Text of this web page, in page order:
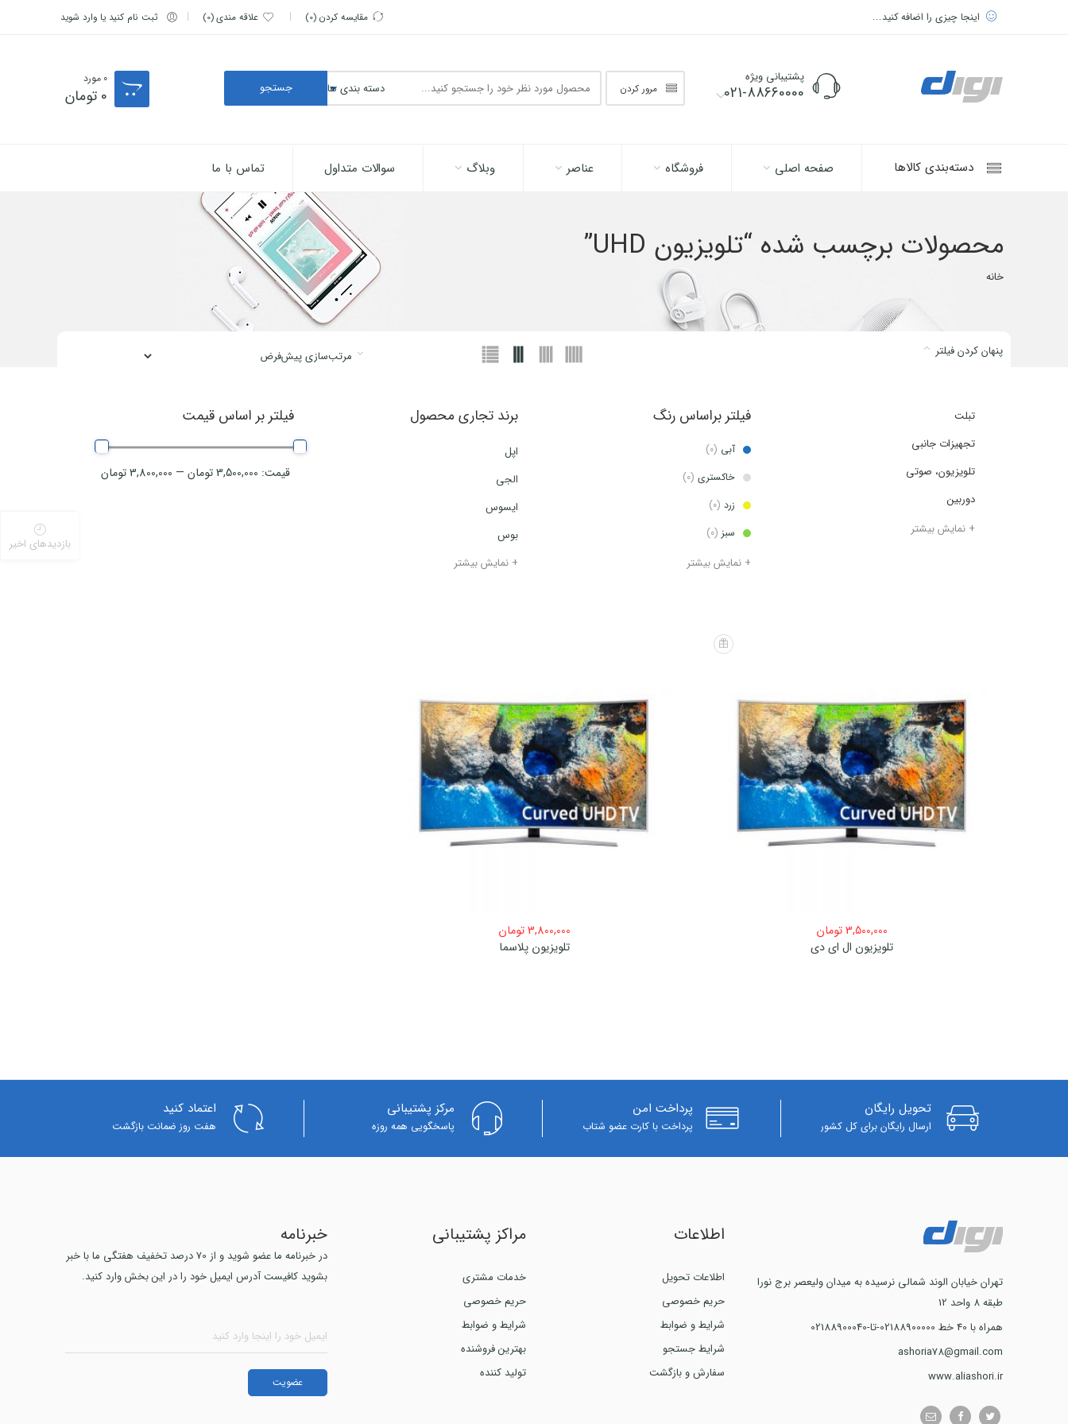
اینجا چیزی را اضافه کنید... مقایسه کردن 0 علاقه مندی 0 ثبت نام کنید یا وارد شوید
پشتیبانی ویژه
021-88660000 مرور کردن
جستجو
اینجا
0 مورد
0 تومان
دسته‌بندی کالاها صفحه اصلی فروشگاه عناصر وبلاگ سوالات متداول تماس با ما
محصولات برچسب شده “تلویزیون UHD”
خانه
پنهان کردن فیلتر
تبلت
تجهیزات جانبی
تلویزیون، صوتی
دوربین
+ نمایش بیشتر
فیلتر براساس رنگ
آبی (0)
خاکستری (0)
زرد (0)
سبز (0)
+ نمایش بیشتر
برند تجاری محصول
اپل
الجی
ایسوس
بوس
+ نمایش بیشتر
فیلتر بر اساس قیمت
قیمت: 3,500,000 تومان — 3,800,000 تومان
3,500,000تومان
تلویزیون ال ای دی
3,800,000 تومان
تلویزیون پلاسما
تحویل رایگان
ارسال رایگان برای کل کشور
پرداخت امن
پرداخت با کارت عضو شتاب
مرکز پشتیبانی
پاسخگویی همه روزه
اعتماد کنید
هفت روز ضمانت بازگشت
تهران خیابان الوند شمالی نرسیده به میدان ولیعصر برج نورا
طبقه 8 واحد 12
همراه با 40 خط 02188900000-تا-02188900040
ashoria78@gmail.com
www.aliashori.ir
اطلاعات
اطلاعات تحویل
حریم خصوصی
شرایط و ضوابط
شرایط جستجو
سفارش و بازگشت
مراکز پشتیبانی
خدمات مشتری
حریم خصوصی
شرایط و ضوابط
بهترین فروشنده
تولید کننده
خبرنامه
در خبرنامه ما عضو شوید و از 70 درصد تخفیف هفتگی ما با خبر
بشوید کافیست آدرس ایمیل خود را در این بخش وارد کنید.
بازدیدهای اخیر